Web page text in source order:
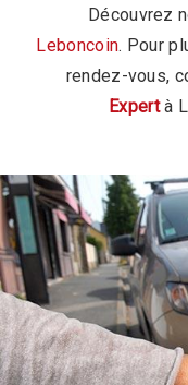
Découvrez
Leboncoin. Pour
rendez-vous,
Expertà